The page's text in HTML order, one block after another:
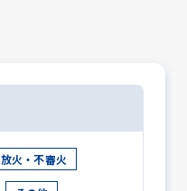
放火・不審火